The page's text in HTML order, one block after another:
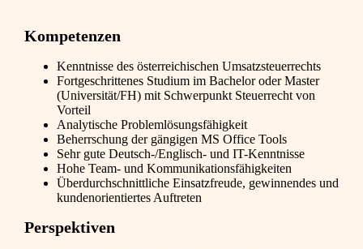
Kompetenzen
Kenntnisse des österreichischen Umsatzsteuerrechts
Fortgeschrittenes Studium im Bachelor oder Master
(Universität/FH) mit Schwerpunkt Steuerrecht von
Vorteil
Analytische Problemlösungsfähigkeit
Beherrschung der gängigen MS Office Tools
Sehr gute Deutsch-/Englisch- und IT-Kenntnisse
Hohe Team- und Kommunikationsfähigkeiten
Überdurchschnittliche Einsatzfreude, gewinnendes und
kundenorientiertes Auftreten
Perspektiven